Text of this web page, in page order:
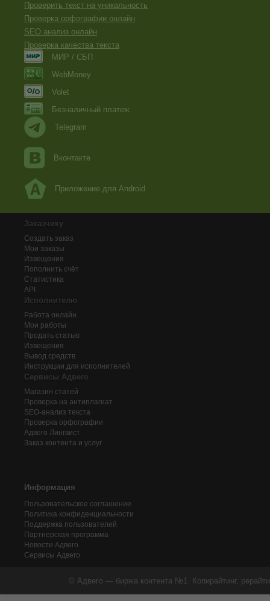
Проверить текст на уникальность
Проверка орфографии онлайн
SEO анализ онлайн
Проверка качества текста
МИР / СБП
WebMoney
Volet
Безналичный платеж
Telegram
Вконтакте
Приложение для Android
Заказчику
Создать заказ
Мои заказы
Извещения
Пополнить счёт
Статистика
API
Исполнителю
Работа онлайн
Мои работы
Продать статью
Извещения
Вывод средств
Инструкции для исполнителей
Сервисы Адвего
Магазин статей
Проверка на антиплагиат
SEO-анализ текста
Проверка орфографии
Адвего Лингвист
Заказ контента и услуг
Информация
Пользовательское соглашение
Политика конфиденциальности
Поддержка пользователей
Партнерская программа
Новости Адвего
Сервисы Адвего
© Адвего — биржа контента №1. Копирайтинг,